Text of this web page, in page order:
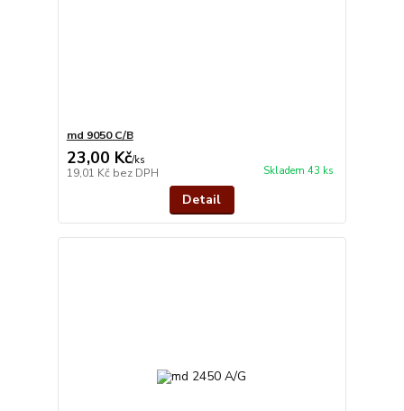
md 9050 C/B
23,00 Kč/ks
19,01 Kč bez DPH Skladem 43 ks
Detail